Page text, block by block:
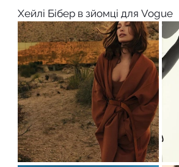
Хейлі Бібер в зйомці для Vogue